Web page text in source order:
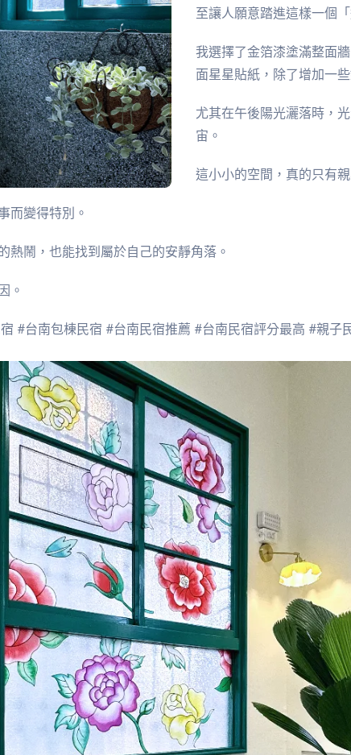
至讓人願意踏進這樣一個
我選擇了金箔漆塗滿整面
面星星貼紙，除了增加一
尤其在午後陽光灑落時，
宙。
這小小的空間，真的只有
而變得特別。
熱鬧，也能找到屬於自己的安靜角落。
。
#台南包棟民宿 #台南民宿推薦 #台南民宿評分最高 #親子